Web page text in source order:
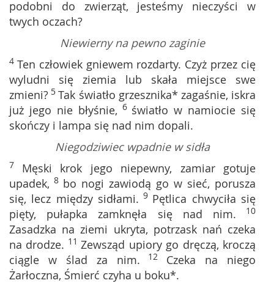
podobni do zwierząt, jesteśmy nieczyści w
twych oczach?
Niewierny na pewno zaginie
4 Ten człowiek gniewem rozdarty. Czyż przez cię
wyludni się ziemia lub skała miejsce swe
zmieni? 5Tak światło grzesznika* zagaśnie, iskra
już jego nie błyśnie, 6 światło w namiocie się
skończy i lampa się nad nim dopali.
Niegodziwiec wpadnie w sidła
7 Męski krok jego niepewny, zamiar gotuje
upadek, 8 bo nogi zawiodą go w sieć, porusza
się, lecz między sidłami. 9 Pętlica chwyciła się
pięty, pułapka zamknęła się nad nim. 10
Zasadzka na ziemi ukryta, potrzask nań czeka
na drodze. 11 Zewsząd upiory go dręczą, kroczą
ciągle w ślad za nim. 12 Czeka na niego
Żarłoczna, Śmierć czyha u boku*.